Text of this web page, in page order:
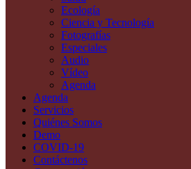
Ecología
Ciencia y Tecnología
Fotografías
Especiales
Audio
Vídeo
Agenda
Agenda
Servicios
Quiénes Somos
Demo
COVID-19
Contáctenos